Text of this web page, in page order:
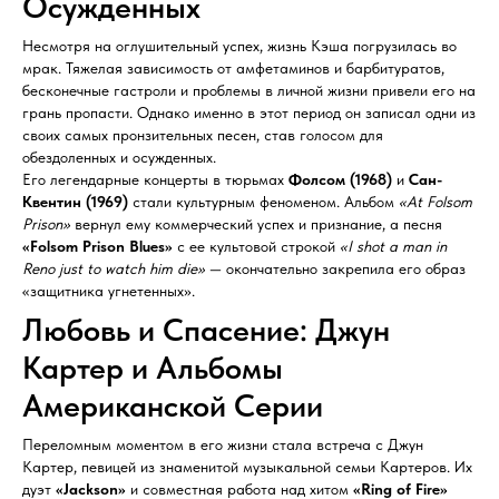
Несмотря на оглушительный успех, жизнь Кэша погрузилась во
мрак. Тяжелая зависимость от амфетаминов и барбитуратов,
бесконечные гастроли и проблемы в личной жизни привели его на
грань пропасти. Однако именно в этот период он записал одни из
своих самых пронзительных песен, став голосом для
обездоленных и осужденных.
Его легендарные концерты в тюрьмах Фолсом (1968) и Сан-
Квентин (1969) стали культурным феноменом. Альбом «At Folsom
Prison» вернул ему коммерческий успех и признание, а песня
«Folsom Prison Blues» с ее культовой строкой «I shot a man in
Reno just to watch him die» — окончательно закрепила его образ
«защитника угнетенных».
Любовь и Спасение: Джун
Картер и Альбомы
Американской Серии
Переломным моментом в его жизни стала встреча с Джун
Картер, певицей из знаменитой музыкальной семьи Картеров. Их
дуэт «Jackson» и совместная работа над хитом «Ring of Fire»